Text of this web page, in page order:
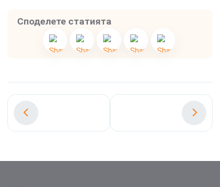
Споделете статията